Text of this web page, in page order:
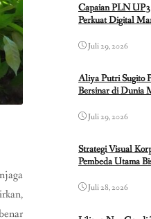
Capaian PLN
Perkuat Digital
Juli 29, 2026
Aliya Putri Sugito
Bersinar di Dunia
Juli 29, 2026
Strategi Visual
Pembeda Utama
Juli 28, 2026